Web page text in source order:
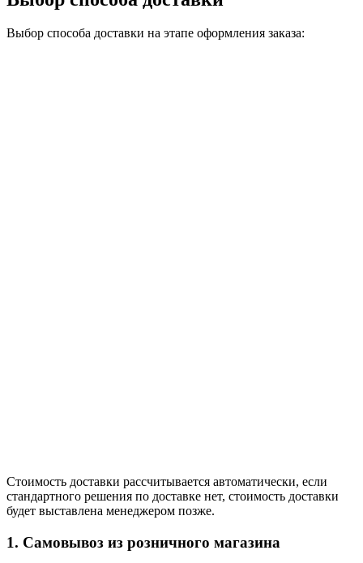
Выбор способа доставки на этапе оформления заказа:
Стоимость доставки рассчитывается автоматически, если
стандартного решения по доставке нет, стоимость доставки
будет выставлена менеджером позже.
1. Самовывоз из розничного магазина